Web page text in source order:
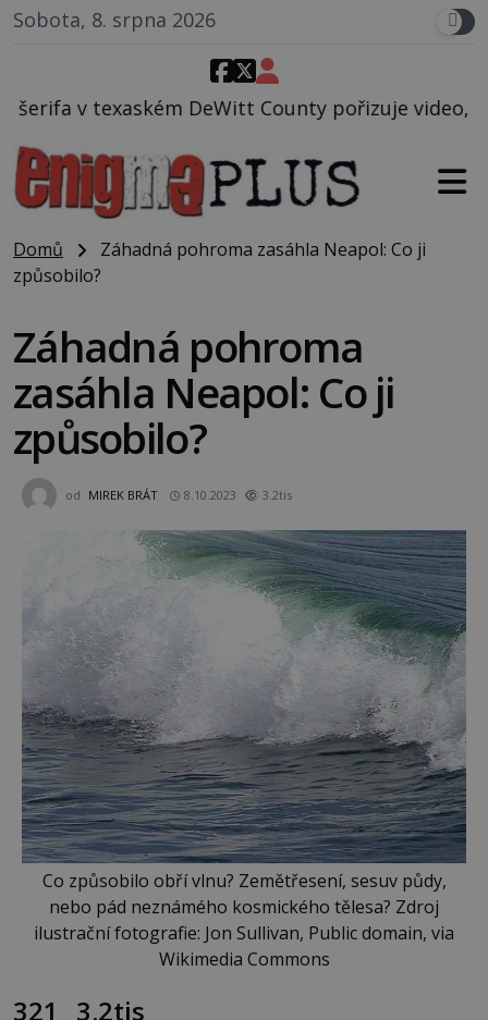
Sobota, 8. srpna 2026
County pořizuje video, na kterém před jeho
Domů
Záhadná pohroma zasáhla Neapol: Co ji
způsobilo?
Záhadná pohroma
zasáhla Neapol: Co ji
způsobilo?
od MIREK BRÁT 8.10.2023 3.2tis
Co způsobilo obří vlnu? Zemětřesení, sesuv půdy,
nebo pád neznámého kosmického tělesa? Zdroj
ilustrační fotografie: Jon Sullivan, Public domain, via
Wikimedia Commons
321 3.2tis